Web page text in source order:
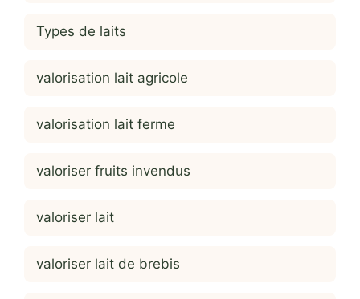
Types de laits
valorisation lait agricole
valorisation lait ferme
valoriser fruits invendus
valoriser lait
valoriser lait de brebis